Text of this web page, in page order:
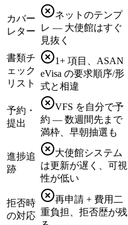
カバー
レター
ネットのテンプ
レ — 大使館はすぐ
見抜く
書類チ
ェック
リスト
1+ 項目、ASAN
eVisa の要求順序/形
式と相違
予約・
提出
VFS を自分で予
約 — 数週間先まで
満枠、早朝抽選も
進捗追
跡
大使館システム
は更新が遅く、可視
性が低い
拒否時
の対応
再申請 + 費用二
重負担、拒否歴が残